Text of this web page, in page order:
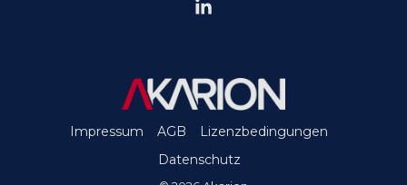
Impressum AGB
Lizenzbedingungen
Datenschutz